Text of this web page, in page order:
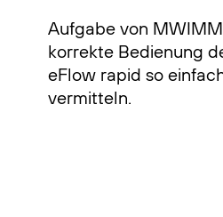
Aufgabe von
korrekte Bedienung
eFlow rapid so
vermitteln.